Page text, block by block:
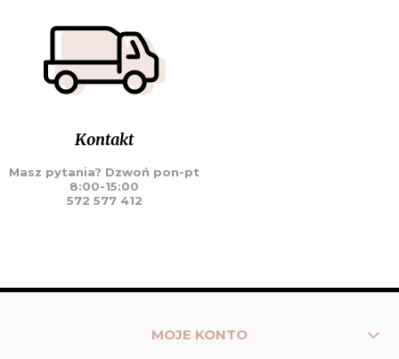
Kontakt
Masz pytania? Dzwoń pon-pt
8:00-15:00
572 577 412
MOJE KONTO